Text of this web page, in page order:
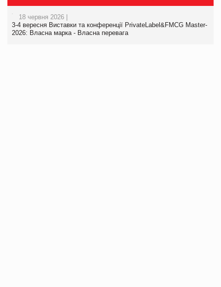
18 червня 2026 |
3-4 вересня Виставки та конференції PrivateLabel&FMCG Master-
2026: Власна марка - Власна перевага